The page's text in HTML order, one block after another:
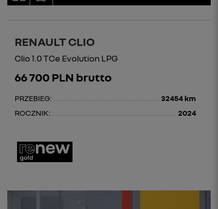
RENAULT CLIO
Clio 1.0 TCe Evolution LPG
66 700 PLN brutto
PRZEBIEG:
32454 km
ROCZNIK:
2024